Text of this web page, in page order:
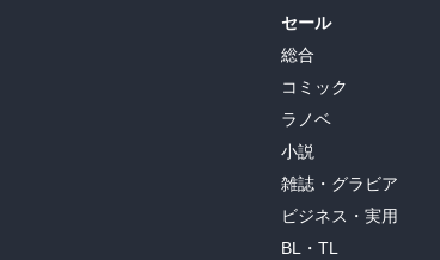
セール
総合
コミック
ラノベ
小説
雑誌・グラビア
ビジネス・実用
BL・TL